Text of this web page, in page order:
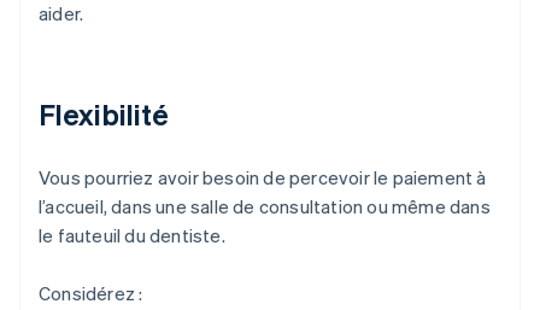
aider.
Flexibilité
Vous pourriez avoir besoin de percevoir le paiement à
l’accueil, dans une salle de consultation ou même dans
le fauteuil du dentiste.
Considérez :